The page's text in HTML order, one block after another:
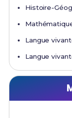
Histoire-
Langue
Langue